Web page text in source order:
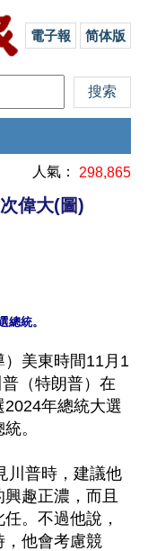
電子報 简体版
人氣： 298,865
偉大(圖)
總統。
）美東時間11月1
（特朗普）在
年總統大選
。
川普時，建議他
趣正濃，而且
。不過他說，
，他會考慮競